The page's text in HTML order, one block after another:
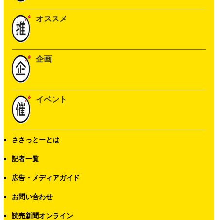
オススメ
企画
イベント
ささっとーとは
記者一覧
広告・メディアガイド
お問い合わせ
読売新聞オンライン